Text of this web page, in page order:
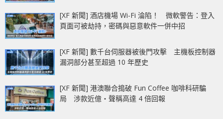
[XF 新聞] 酒店機場 Wi-Fi 淪陷！ 微軟警告：登入
頁面可被劫持，密碼與惡意軟件一併中招
[XF 新聞] 數千台伺服器被後門攻擊 主機板控制器
漏洞部分甚至超過 10 年歷史
[XF 新聞] 港澳聯合搗破 Fun Coffee 咖啡科研騙
局 涉款近億‧聲稱高達 4 倍回報